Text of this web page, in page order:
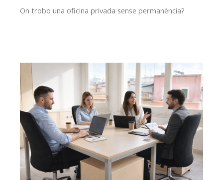
On trobo una oficina privada sense permanència?